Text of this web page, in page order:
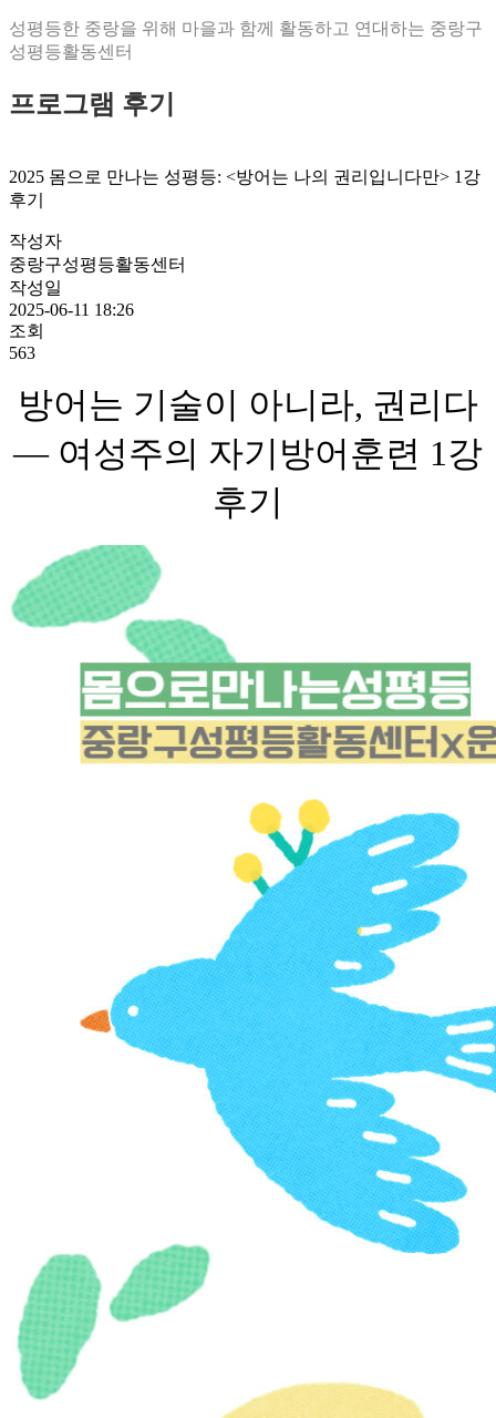
성평등한 중랑을 위해 마을과 함께 활동하고 연대하는 중랑구
성평등활동센터
프로그램 후기
2025 몸으로 만나는 성평등: <방어는 나의 권리입니다만> 1강
후기
작성자
중랑구성평등활동센터
작성일
2025-06-11 18:26
조회
563
방어는 기술이 아니라, 권리다
— 여성주의 자기방어훈련 1강
후기